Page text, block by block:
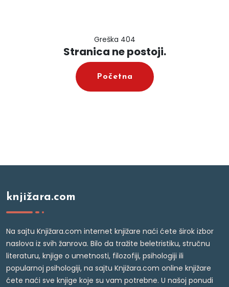
Greška 404
Stranica ne postoji.
Početna
knjižara.com
Na sajtu Knjižara.com internet knjižare naći ćete širok izbor
naslova iz svih žanrova. Bilo da tražite beletristiku, stručnu
literaturu, knjige o umetnosti, filozofiji, psihologiji ili
popularnoj psihologiji, na sajtu Knjižara.com online knjižare
ćete naći sve knjige koje su vam potrebne. U našoj ponudi